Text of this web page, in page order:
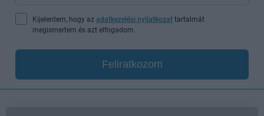
Kijelentem, hogy az adatkezelési nyilatkozat tartalmát
megismertem és azt elfogadom.
Feliratkozom